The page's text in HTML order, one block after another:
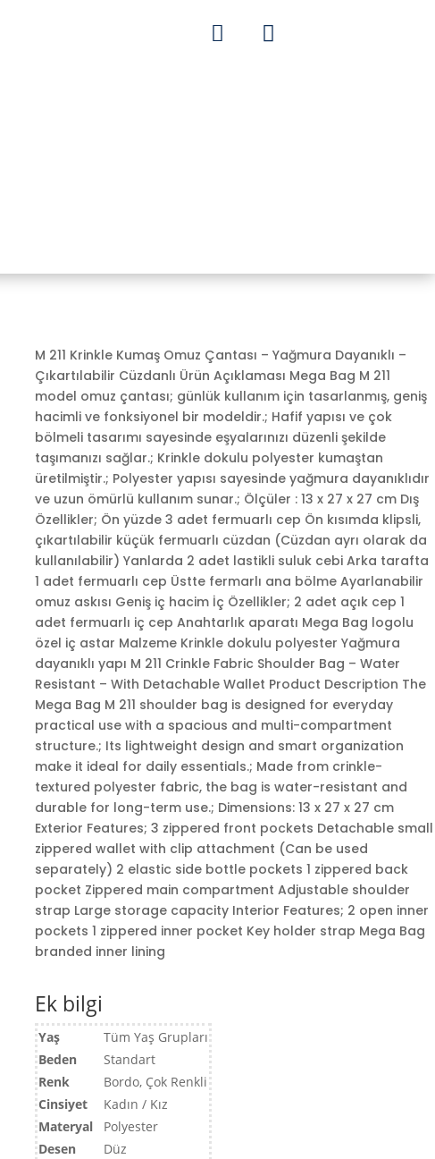
 
M 211 Krinkle Kumaş Omuz Çantası – Yağmura Dayanıklı –
Çıkartılabilir Cüzdanlı Ürün Açıklaması Mega Bag M 211
model omuz çantası; günlük kullanım için tasarlanmış, geniş
hacimli ve fonksiyonel bir modeldir.; Hafif yapısı ve çok
bölmeli tasarımı sayesinde eşyalarınızı düzenli şekilde
taşımanızı sağlar.; Krinkle dokulu polyester kumaştan
üretilmiştir.; Polyester yapısı sayesinde yağmura dayanıklıdır
ve uzun ömürlü kullanım sunar.; Ölçüler : 13 x 27 x 27 cm Dış
Özellikler; Ön yüzde 3 adet fermuarlı cep Ön kısımda klipsli,
çıkartılabilir küçük fermuarlı cüzdan (Cüzdan ayrı olarak da
kullanılabilir) Yanlarda 2 adet lastikli suluk cebi Arka tarafta
1 adet fermuarlı cep Üstte fermarlı ana bölme Ayarlanabilir
omuz askısı Geniş iç hacim İç Özellikler; 2 adet açık cep 1
adet fermuarlı iç cep Anahtarlık aparatı Mega Bag logolu
özel iç astar Malzeme Krinkle dokulu polyester Yağmura
dayanıklı yapı M 211 Crinkle Fabric Shoulder Bag – Water
Resistant – With Detachable Wallet Product Description The
Mega Bag M 211 shoulder bag is designed for everyday
practical use with a spacious and multi-compartment
structure.; Its lightweight design and smart organization
make it ideal for daily essentials.; Made from crinkle-
textured polyester fabric, the bag is water-resistant and
durable for long-term use.; Dimensions: 13 x 27 x 27 cm
Exterior Features; 3 zippered front pockets Detachable small
zippered wallet with clip attachment (Can be used
separately) 2 elastic side bottle pockets 1 zippered back
pocket Zippered main compartment Adjustable shoulder
strap Large storage capacity Interior Features; 2 open inner
pockets 1 zippered inner pocket Key holder strap Mega Bag
branded inner lining
Ek bilgi
Yaş
Tüm Yaş Grupları
Beden
Standart
Renk
Bordo, Çok Renkli
Cinsiyet
Kadın / Kız
Materyal
Polyester
Desen
Düz